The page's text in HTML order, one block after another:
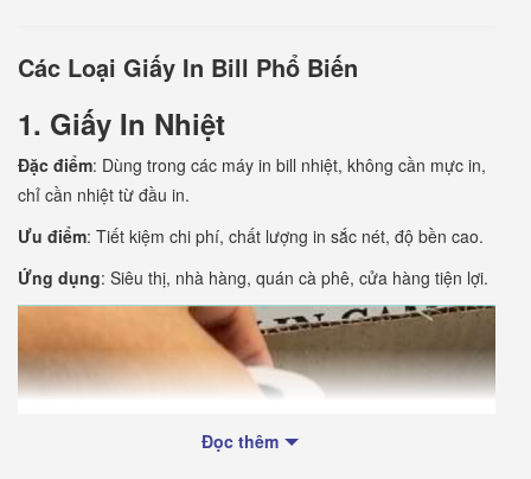
Các Loại Giấy In Bill Phổ Biến
1. Giấy In Nhiệt
Đặc điểm: Dùng trong các máy in bill nhiệt, không cần mực in,
chỉ cần nhiệt từ đầu in.
Ưu điểm: Tiết kiệm chi phí, chất lượng in sắc nét, độ bền cao.
Ứng dụng: Siêu thị, nhà hàng, quán cà phê, cửa hàng tiện lợi.
Đọc thêm